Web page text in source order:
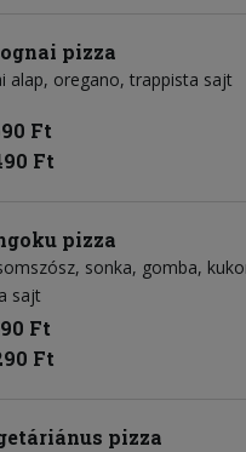
pizza
alap oregano trappista sajt
Ft
Ft
pizza
sonka gomba
sajt
Ft
Ft
pizza